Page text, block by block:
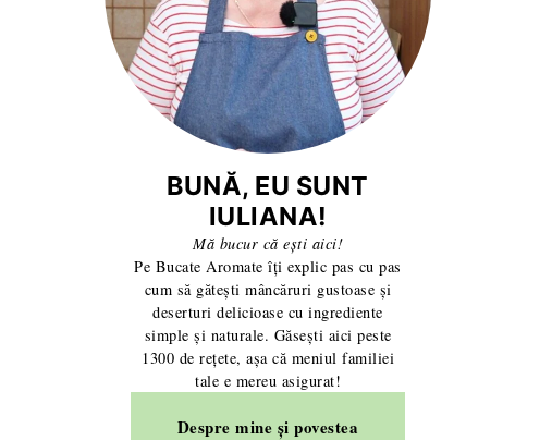
BUNĂ, EU SUNT
IULIANA!
Mă bucur că ești aici!
Pe Bucate Aromate îți explic pas cu pas
cum să gătești mâncăruri gustoase și
deserturi delicioase cu ingrediente
simple și naturale. Găsești aici peste
1300 de rețete, așa că meniul familiei
tale e mereu asigurat!
Despre mine și povestea